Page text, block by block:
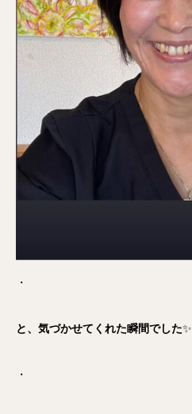
・
と、気づかせてくれた瞬間でした✨
・